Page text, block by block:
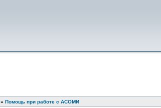
» Помощь при работе с АСОМИ